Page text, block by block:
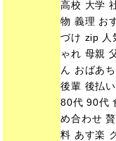
高校 大学
物 義理 お
づけ zip 人
ゃれ 母親
ん おばあ
後輩 後払
80代 90代
め合わせ
料 あす楽